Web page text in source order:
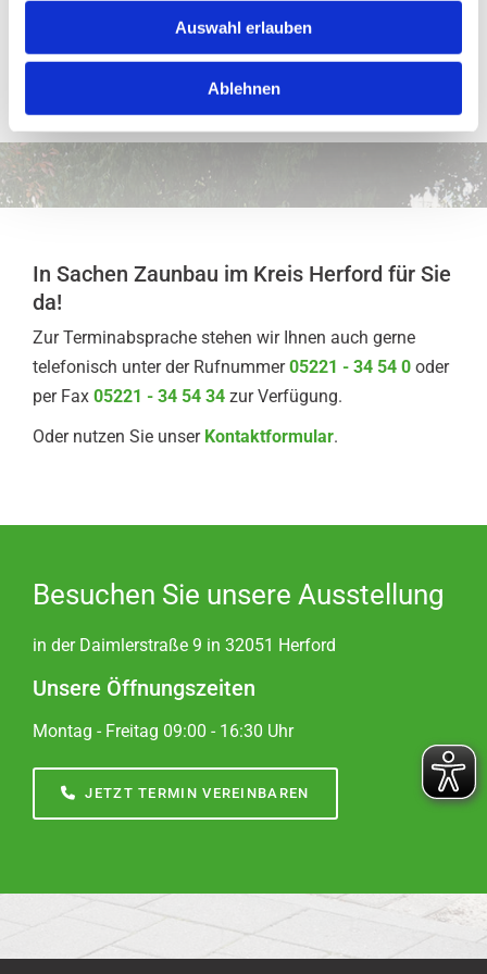
l
Auswahl erlauben
Ablehnen
Per Anruf oder E-Mail lassen sich eine Anfrage stellen und
ein detailliertes Angebot einholen. Eine Fotogalerie auf der
Webseite zeigt eine Auswahl an Zäunen und Toranlagen
In Sachen Zaunbau im Kreis Herford für Sie
da!
Zur Terminabsprache stehen wir Ihnen auch gerne
telefonisch unter der Rufnummer05221 - 34 54 0 oder
per Fax 05221 - 34 54 34 zur Verfügung.
Oder nutzen Sie unser Kontaktformular.
Besuchen Sie unsere Ausstellung
in der Daimlerstraße 9 in 32051 Herford
Unsere Öffnungszeiten
Montag - Freitag 09:00 - 16:30 Uhr
JETZT TERMIN VEREINBAREN